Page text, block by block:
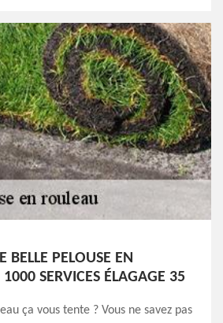
BELLE PELOUSE EN
SERVICES ÉLAGAGE 35
ça vous tente ? Vous ne savez pas